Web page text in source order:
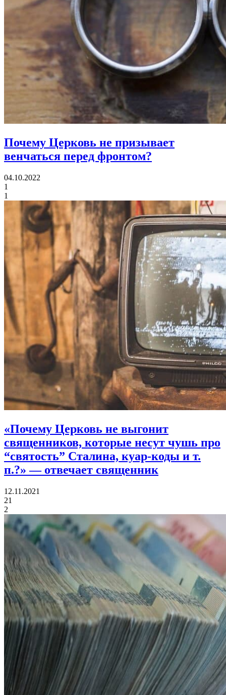
Почему Церковь не призывает
венчаться перед фронтом?
04.10.2022
1
1
«Почему Церковь не выгонит
священников, которые несут чушь про
“святость” Сталина, куар-коды и т.
п.?»— отвечает священник
12.11.2021
21
2